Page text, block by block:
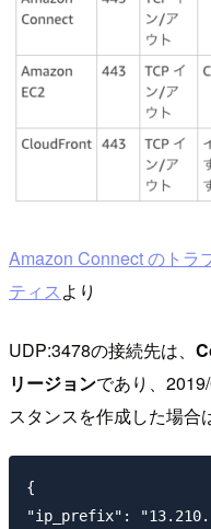
Amazon Connect のトラ
ティスより
UDP:3478の接続先は、
リージョンであり、
スタンスを作成した場合
{
"ip_prefix":